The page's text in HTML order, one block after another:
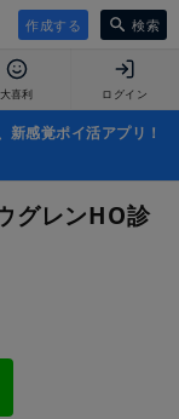
作成する 検索
大喜利 ログイン
感覚ポイ活アプリ！
グレンHO診